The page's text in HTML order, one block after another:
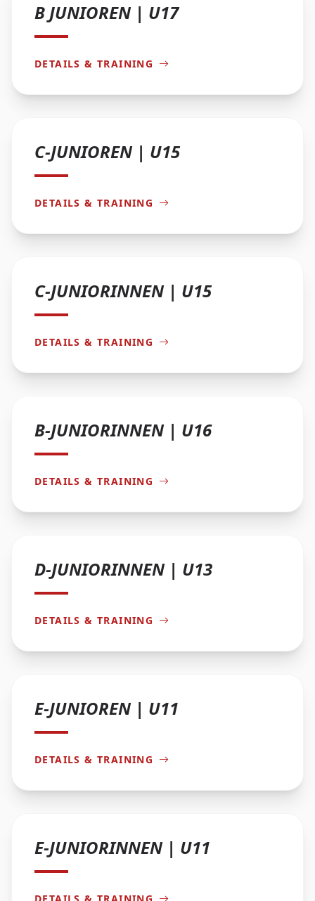
B JUNIOREN | U17
DETAILS & TRAINING
C-JUNIOREN | U15
DETAILS & TRAINING
C-JUNIORINNEN | U15
DETAILS & TRAINING
B-JUNIORINNEN | U16
DETAILS & TRAINING
D-JUNIORINNEN | U13
DETAILS & TRAINING
E-JUNIOREN | U11
DETAILS & TRAINING
E-JUNIORINNEN | U11